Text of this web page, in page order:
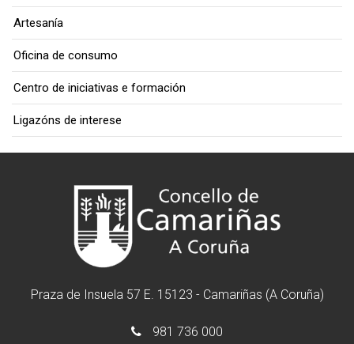
Artesanía
Oficina de consumo
Centro de iniciativas e formación
Ligazóns de interese
Praza de Insuela 57 E. 15123 - Camariñas (A Coruña)
981 736 000